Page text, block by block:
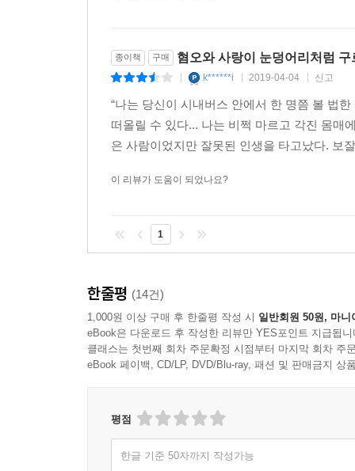
종이책 구매 혐오와 사랑이 눈덩어리처럼
k******i 2019-04-04 신고
“나는 당신이 시내버스 안에서 한 명쯤 볼 법
떠올릴 수 있다... 나는 비쩍 마르고 각진 몸매
은 사람이었지만 잘못된 인생을 타고났다. 보
이 리뷰가 도움이 되었나요?
1
한줄평 (14건)
1,000원 이상 구매 후 한줄평 작성 시 일반회원 50원, 마니
eBook은 다운로드 후 작성한 리뷰만 YES포인트 지급됩니
클래스는 첫번째 회차 주문확정 시점부터 마지막 회차 주
eBook 페이백, CD/LP, DVD/Blu-ray, 패션 및 판매금지 상
평점
한글 기준 50자까지 작성가능